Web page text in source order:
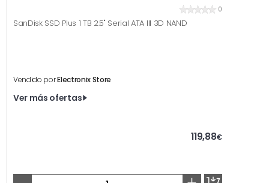
0
SanDisk SSD Plus 1 TB 2.5" Serial ATA III 3D NAND
Vendido porElectronix Store
Ver más ofertas
119,88€